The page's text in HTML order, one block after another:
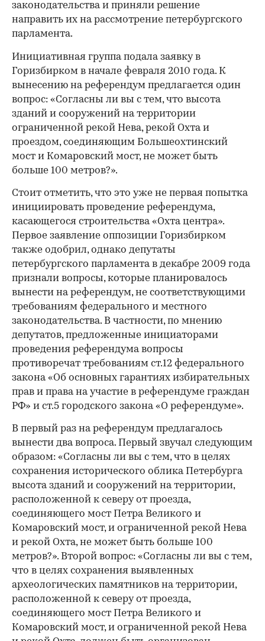
законодательства и приняли решение
направить их на рассмотрение петербургского
парламента.
Инициативная группа подала заявку в
Горизбирком в начале февраля 2010 года. К
вынесению на референдум предлагается один
вопрос: «Согласны ли вы с тем, что высота
зданий и сооружений на территории
ограниченной рекой Нева, рекой Охта и
проездом, соединяющим Большеохтинский
мост и Комаровский мост, не может быть
больше 100 метров?».
Стоит отметить, что это уже не первая попытка
инициировать проведение референдума,
касающегося строительства «Охта центра».
Первое заявление оппозиции Горизбирком
также одобрил, однако депутаты
петербургского парламента в декабре 2009 года
признали вопросы, которые планировалось
вынести на референдум, не соответствующими
требованиям федерального и местного
законодательства. В частности, по мнению
депутатов, предложенные инициаторами
проведения референдума вопросы
противоречат требованиям ст.12 федерального
закона «Об основных гарантиях избирательных
прав и права на участие в референдуме граждан
РФ» и ст.5 городского закона «О референдуме».
В первый раз на референдум предлагалось
вынести два вопроса. Первый звучал следующим
образом: «Согласны ли вы с тем, что в целях
сохранения исторического облика Петербурга
высота зданий и сооружений на территории,
расположенной к северу от проезда,
соединяющего мост Петра Великого и
Комаровский мост, и ограниченной рекой Нева
и рекой Охта, не может быть больше 100
метров?». Второй вопрос: «Согласны ли вы с тем,
что в целях сохранения выявленных
археологических памятников на территории,
расположенной к северу от проезда,
соединяющего мост Петра Великого и
Комаровский мост, и ограниченной рекой Нева